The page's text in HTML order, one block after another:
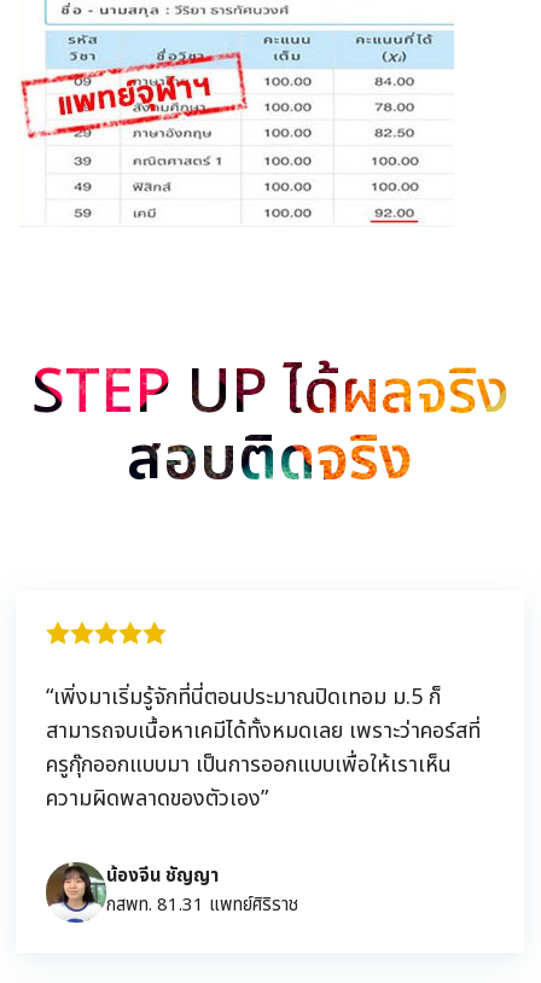
STEP UP ได้ผลจริง
สอบติดจริง
“เพิ่งมาเริ่มรู้จักที่นี่ตอนประมาณปิดเทอม ม.5 ก็
สามารถจบเนื้อหาเคมีได้ทั้งหมดเลย เพราะว่าคอร์สที่
ครูกุ๊กออกแบบมา เป็นการออกแบบเพื่อให้เราเห็น
ความผิดพลาดของตัวเอง”
น้องจีน ชัญญา
กสพท. 81.31 แพทย์ศิริราช